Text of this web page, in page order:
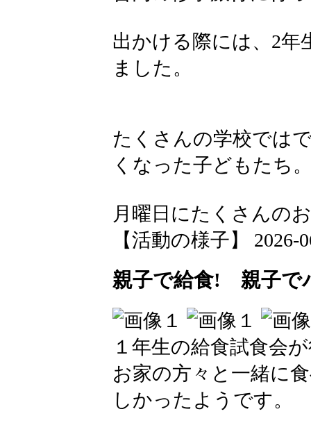
出かける際には、2年
ました。
たくさんの学校では
くなった子どもたち
月曜日にたくさんの
【活動の様子】 2026-
親子で給食! 親子で
１年生の給食試食会
お家の方々と一緒に
しかったようです。